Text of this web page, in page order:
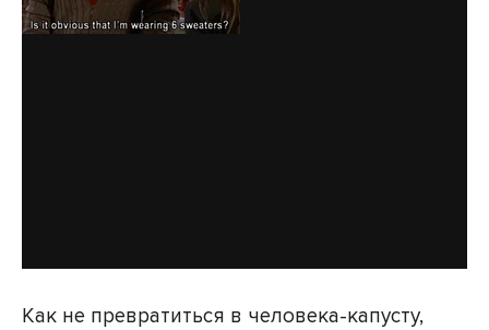
Как не превратиться в человека-капусту,